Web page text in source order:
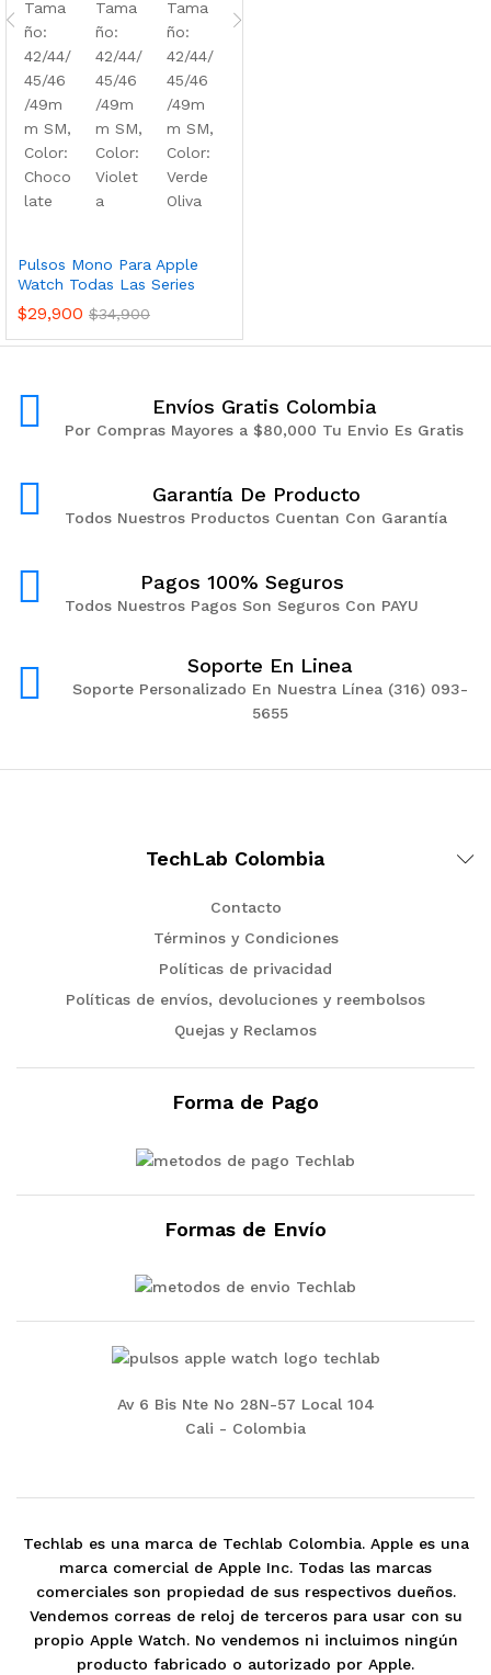
Pulsos Mono Para Apple
Watch Todas Las Series
$29,900 $34,900
Envíos Gratis Colombia
Por Compras Mayores a $80,000 Tu Envio Es Gratis
Garantía De Producto
Todos Nuestros Productos Cuentan Con Garantía
Pagos 100% Seguros
Todos Nuestros Pagos Son Seguros Con PAYU
Soporte En Linea
Soporte Personalizado En Nuestra Línea (316) 093-
5655
TechLab Colombia
Contacto
Términos y Condiciones
Políticas de privacidad
Políticas de envíos, devoluciones y reembolsos
Quejas y Reclamos
Forma de Pago
Formas de Envío
Av 6 Bis Nte No 28N-57 Local 104
Cali - Colombia
Techlab es una marca de Techlab Colombia. Apple es una
marca comercial de Apple Inc. Todas las marcas
comerciales son propiedad de sus respectivos dueños.
Vendemos correas de reloj de terceros para usar con su
propio Apple Watch. No vendemos ni incluimos ningún
producto fabricado o autorizado por Apple.